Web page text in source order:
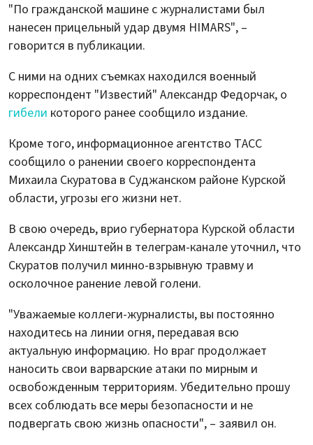
"По гражданской машине с журналистами был
нанесен прицельный удар двумя HIMARS", –
говорится в публикации.
С ними на одних съемках находился военный
корреспондент "Известий" Александр Федорчак, о
гибели которого ранее сообщило издание.
Кроме того, информационное агентство ТАСС
сообщило о ранении своего корреспондента
Михаила Скуратова в Суджанском районе Курской
области, угрозы его жизни нет.
В свою очередь, врио губернатора Курской области
Александр Хинштейн в телеграм-канале уточнил, что
Скуратов получил минно-взрывную травму и
осколочное ранение левой голени.
"Уважаемые коллеги-журналисты, вы постоянно
находитесь на линии огня, передавая всю
актуальную информацию. Но враг продолжает
наносить свои варварские атаки по мирным и
освобожденным территориям. Убедительно прошу
всех соблюдать все меры безопасности и не
подвергать свою жизнь опасности", – заявил он.